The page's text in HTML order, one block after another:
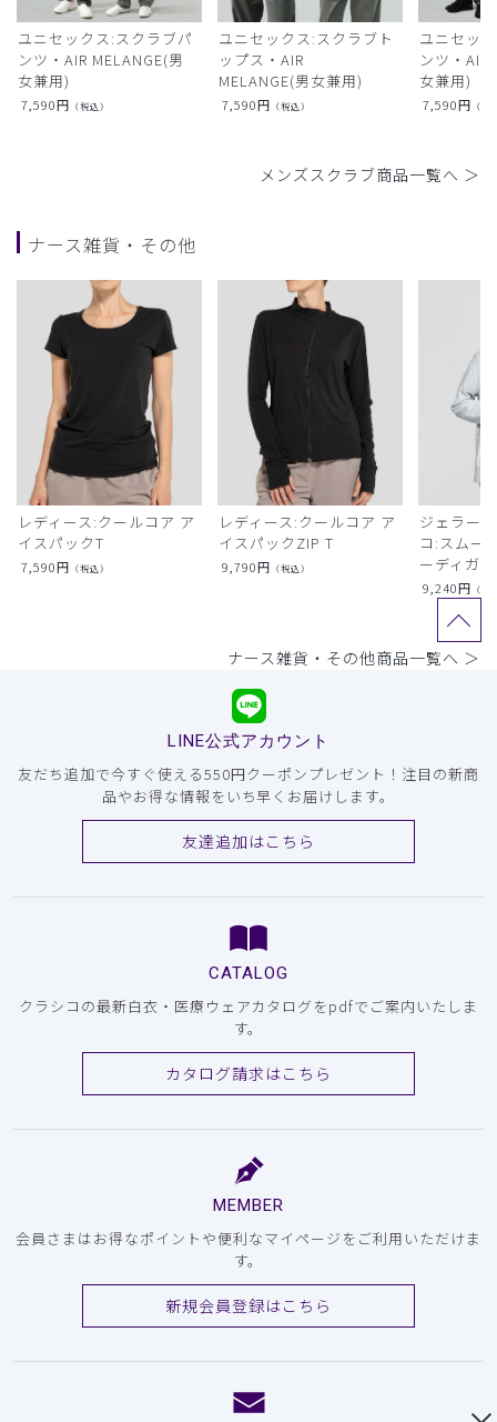
ユニセックス:スクラブパ
ンツ・AIR MELANGE(男
女兼用)
7,590円 （税込）
ユニセックス:スクラブト
ップス・AIR
MELANGE(男女兼用)
7,590円 （税込）
ユニセッ
ンツ・AIR
女兼用)
7,590円 （税
メンズスクラブ商品一覧へ ＞
ナース雑貨・その他
レディース:クールコア ア
イスパックT
7,590円 （税込）
レディース:クールコア ア
イスパックZIP T
9,790円 （税込）
ジェラー
コ:スムー
ーディガン
9,240円 （税
ナース雑貨・その他商品一覧へ ＞
LINE公式アカウント
友だち追加で今すぐ使える550円クーポンプレゼント！注目の新商
品やお得な情報をいち早くお届けします。
友達追加はこちら
CATALOG
クラシコの最新白衣・医療ウェアカタログをpdfでご案内いたしま
す。
カタログ請求はこちら
MEMBER
会員さまはお得なポイントや便利なマイページをご利用いただけま
す。
新規会員登録はこちら